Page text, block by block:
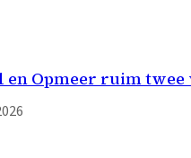
Opmeer ruim twee